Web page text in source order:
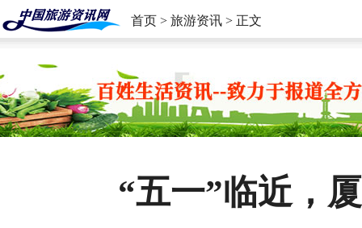
首页 > 旅游资讯 > 正文
“五一”临近，